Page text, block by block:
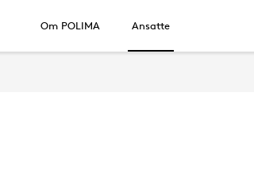
Om POLIMA Ansatte